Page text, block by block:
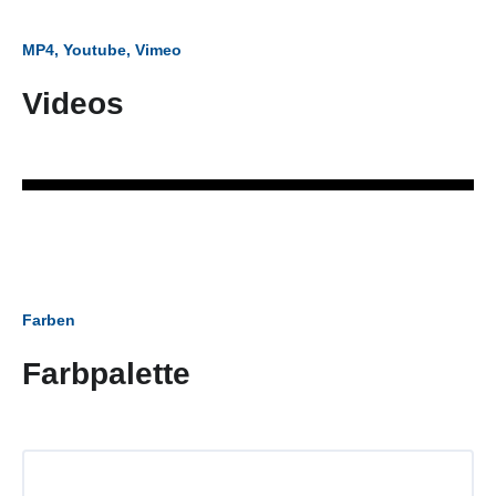
MP4, Youtube, Vimeo
Videos
Farben
Farbpalette